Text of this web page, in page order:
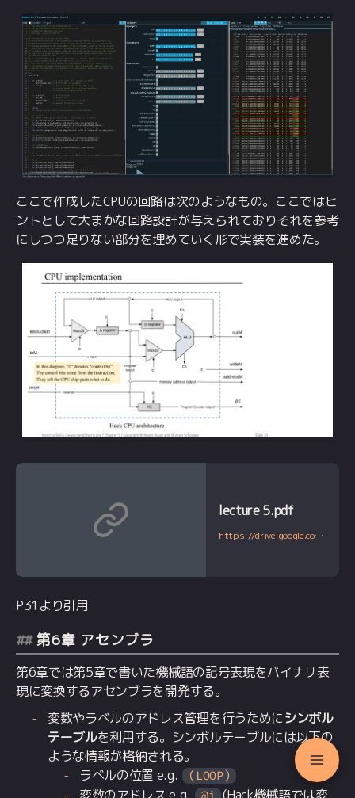
ここで作成したCPUの回路は次のようなもの。ここではヒ
ントとして大まかな回路設計が与えられておりそれを参考
にしつつ足りない部分を埋めていく形で実装を進めた。
lecture 5.pdf
https://drive.google.com/file/d/1Z_fxYmmRNXTkAzmZ6YMoX9NXZIRVCKiw/view
P31より引用
第6章 アセンブラ
第6章では第5章で書いた機械語の記号表現をバイナリ表
現に変換するアセンブラを開発する。
変数やラベルのアドレス管理を行うためにシンボル
テーブルを利用する。シンボルテーブルには以下の
ような情報が格納される。
ラベルの位置 e.g.
(LOOP)